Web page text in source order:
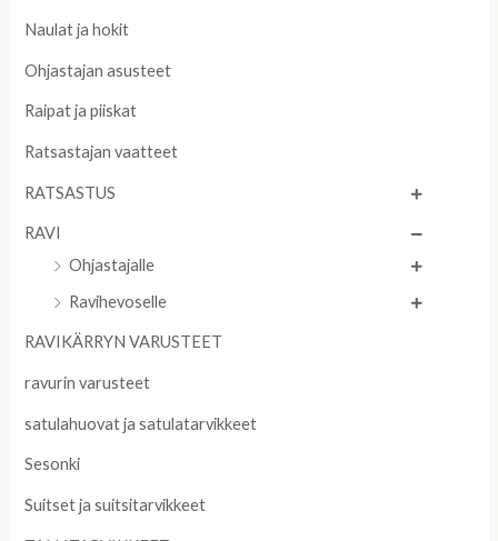
Naulat ja hokit
Ohjastajan asusteet
Raipat ja piiskat
Ratsastajan vaatteet
RATSASTUS
RAVI
Ohjastajalle
Ravihevoselle
RAVIKÄRRYN VARUSTEET
ravurin varusteet
satulahuovat ja satulatarvikkeet
Sesonki
Suitset ja suitsitarvikkeet